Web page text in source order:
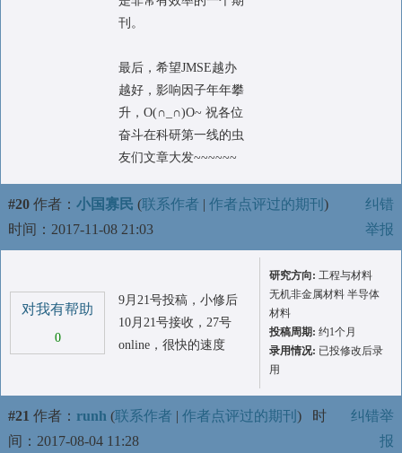
刊。
最后，希望JMSE越办
越好，影响因子年年攀
升，O(∩_∩)O~ 祝各位
奋斗在科研第一线的虫
友们文章大发~~~~~~
#20 作者： 小国寡民 (联系作者 | 作者点评过的期刊 )
时间：2017-11-08 21:03
纠错
举报
对我有帮助
0
9月21号投稿，小修后
10月21号接收，27号
online，很快的速度
研究方向: 工程与材料
无机非金属材料 半导体
材料
投稿周期: 约1个月
录用情况: 已投修改后录
用
#21 作者： runh (联系作者 | 作者点评过的期刊 ) 时
间：2017-08-04 11:28
纠错举
报